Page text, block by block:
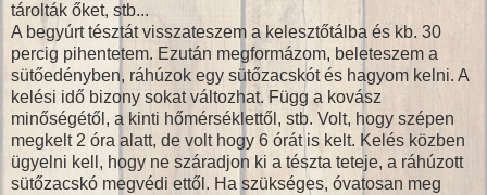
tárolták őket, stb...
A begyúrt tésztát visszateszem a kelesztőtálba és kb. 30
percig pihentetem. Ezután megformázom, beleteszem a
sütőedényben, ráhúzok egy sütőzacskót és hagyom kelni. A
kelési idő bizony sokat változhat. Függ a kovász
minőségétől, a kinti hőmérséklettől, stb. Volt, hogy szépen
megkelt 2 óra alatt, de volt hogy 6 órát is kelt. Kelés közben
ügyelni kell, hogy ne száradjon ki a tészta teteje, a ráhúzott
sütőzacskó megvédi ettől. Ha szükséges, óvatosan meg